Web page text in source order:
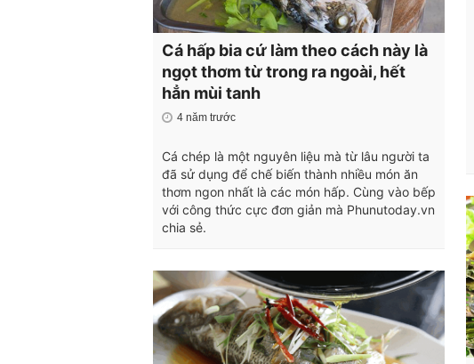
Cá hấp bia cứ làm theo cách này là
ngọt thơm từ trong ra ngoài, hết
hẳn mùi tanh
4 năm trước
Cá chép là một nguyên liệu mà từ lâu người ta
đã sử dụng để chế biến thành nhiều món ăn
thơm ngon nhất là các món hấp. Cùng vào bếp
với công thức cực đơn giản mà Phunutoday.vn
chia sẻ.